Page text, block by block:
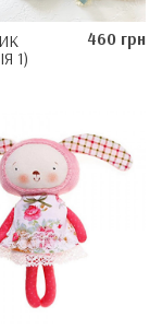
1)
460 грн